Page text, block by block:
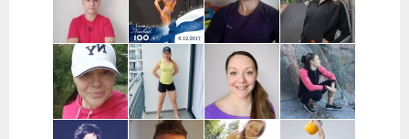
Uusimaa
Turku
Samuli Lätti |
Oulu
Agnieszka
Jonczyk |
Hämeenlinna
Anu Keskitalo
| Oulu
Heta Kurko |
Jyväskylä,
Vaajakoski
Päivi Griffin |
Sinnasport |
Annina Kaija |
Jaana Wuoma